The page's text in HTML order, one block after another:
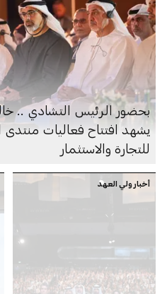
بحضور الرئيس التشادي ..
يشهد افتتاح فعاليات منتدى
للتجارة والاستثمار
أخبار ولي العهد